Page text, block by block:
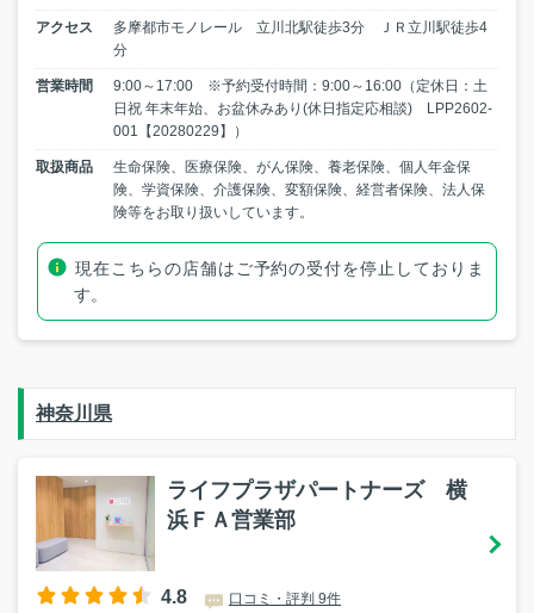
アクセス
多摩都市モノレール 立川北駅徒歩3分 ＪＲ立川駅徒歩4
分
営業時間
9:00～17:00 ※予約受付時間：9:00～16:00（定休日：土
日祝 年末年始、お盆休みあり(休日指定応相談) LPP2602-
001【20280229】）
取扱商品
生命保険、医療保険、がん保険、養老保険、個人年金保
険、学資保険、介護保険、変額保険、経営者保険、法人保
険等をお取り扱いしています。
現在こちらの店舗はご予約の受付を停止しておりま
す。
神奈川県
ライフプラザパートナーズ 横
浜ＦＡ営業部
4.8 口コミ・評判 9件